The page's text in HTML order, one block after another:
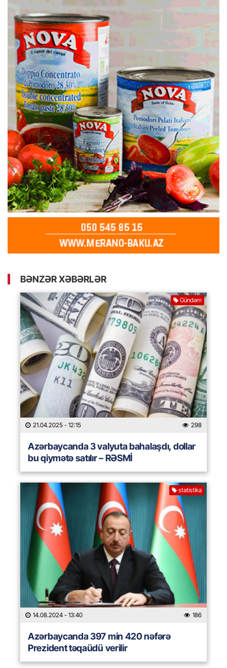
BƏNZƏR XƏBƏRLƏR
Gündəm
21.04.2025 - 12:15 298
Azərbaycanda 3 valyuta bahalaşdı, dollar
bu qiymətə satılır – RƏSMİ
statistika
14.08.2024 - 13:40 186
Azərbaycanda 397 min 420 nəfərə
Prezident təqaüdü verilir